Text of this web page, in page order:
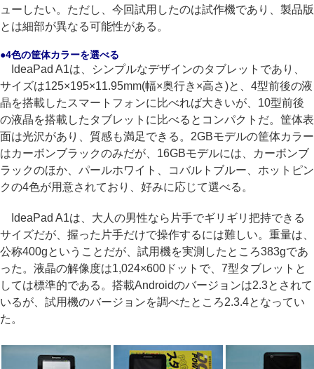
ューしたい。ただし、今回試用したのは試作機であり、製品版
とは細部が異なる可能性がある。
●4色の筐体カラーを選べる
IdeaPad A1は、シンプルなデザインのタブレットであり、
サイズは125×195×11.95mm(幅×奥行き×高さ)と、4型前後の液
晶を搭載したスマートフォンに比べれば大きいが、10型前後
の液晶を搭載したタブレットに比べるとコンパクトだ。筐体表
面は光沢があり、質感も満足できる。2GBモデルの筐体カラー
はカーボンブラックのみだが、16GBモデルには、カーボンブ
ラックのほか、パールホワイト、コバルトブルー、ホットピン
クの4色が用意されており、好みに応じて選べる。
IdeaPad A1は、大人の男性なら片手でギリギリ把持できる
サイズだが、握った片手だけで操作するには難しい。重量は、
公称400gということだが、試用機を実測したところ383gであ
った。液晶の解像度は1,024×600ドットで、7型タブレットと
しては標準的である。搭載Androidのバージョンは2.3とされて
いるが、試用機のバージョンを調べたところ2.3.4となってい
た。